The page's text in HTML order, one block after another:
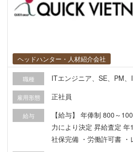
ヘッドハンター・人材紹介会社
職種 ITエンジニア、SE、PM
雇用形態 正社員
給与
【給与】 年俸制 800～
力により決定 昇給査定 年1回 【福利厚生】
社保完備 ・労働許可書